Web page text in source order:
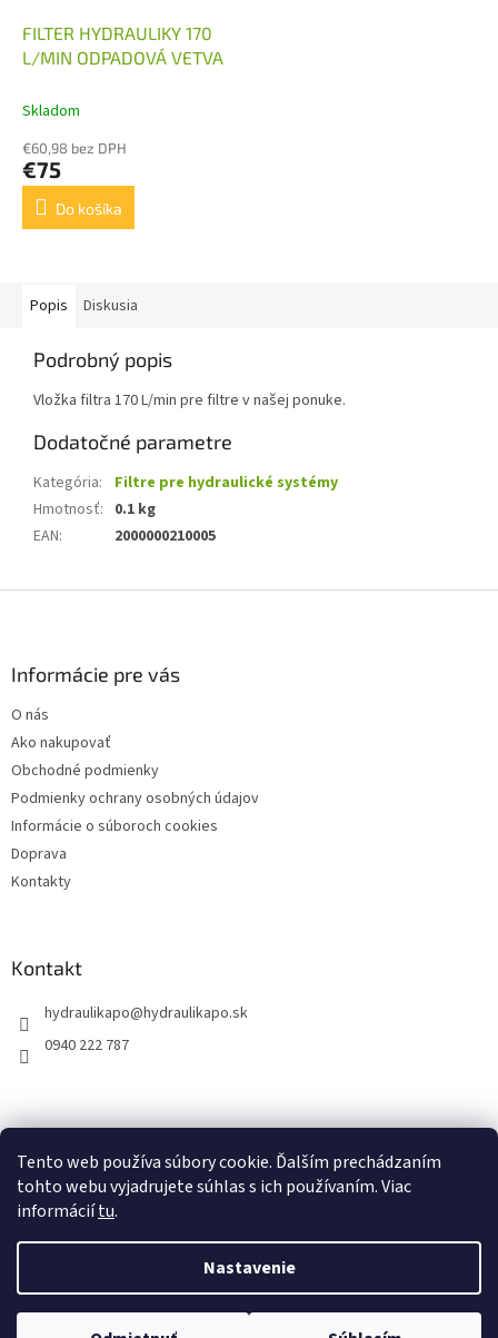
Tento web používa súbory cookie. Ďalším prechádzaním
tohto webu vyjadrujete súhlas s ich používaním. Viac
informáciítu.
Nastavenie
FILTER HYDRAULIKY 170
L/MIN ODPADOVÁ VETVA
Skladom
€60,98 bez DPH
€75
Do košíka
Popis Diskusia
Podrobný popis
Vložka filtra 170 L/min pre filtre v našej ponuke.
Dodatočné parametre
Kategória:
Filtre pre hydraulické systémy
Hmotnosť: 0.1 kg
EAN: 2000000210005
Informácie pre vás
O nás
Ako nakupovať
Obchodné podmienky
Podmienky ochrany osobných údajov
Informácie o súboroch cookies
Doprava
Kontakty
Kontakt
hydraulikapo@hydraulikapo.sk
0940 222 787
Vytvoril Shoptet